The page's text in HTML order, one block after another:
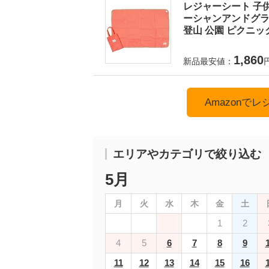
レジャーシート 子
ーシャンアンドグ
登山 公園 ピクニッ
新品最安値： 1,860
Amazonでレ
エリアやカテゴリで絞り込む
5月
月 火 水 木 金 土
1 2
4
5 6 7 8 9
11
12 13 14 15 16